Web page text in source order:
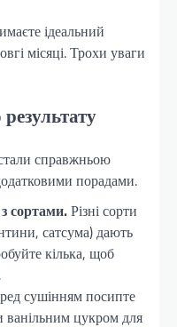
ідеальний
місяці. Трохи уваги
справжньою
порадами.
сортами.Різні сорти
сатсума) дають
кілька, щоб
сушінням посипте
цукром для